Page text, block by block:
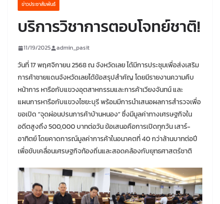
ข่าวประชาสัมพันธ์
บริการวิชาการตอบโจทย์ชาติ!
11/19/2025 admin_pasit
วันที่ 17 พฤศจิกายน 2568 ณ จังหวัดเลย ได้มีการประชุมเพื่อส่งเสริม
การค้าชายแดนจังหวัดเลยได้ข้อสรุปสำคัญ โดยมีรายงานความคืบ
หน้าการ หารือกับแขวงอุตสาหกรรมและการค้าเวียงจันทน์ และ
แผนการหารือกับแขวงไซยะบุรี พร้อมมีการนำเสนอผลการสำรวจเพื่อ
ขอเปิด “จุดผ่อนปรนการค้าบ้านหนอง” ซึ่งมีมูลค่าทางเศรษฐกิจใน
อดีตสูงถึง 500,000 บาทต่อวัน ข้อเสนอคือการเปิดทุกวัน เสาร์-
อาทิตย์ โดยคาดการณ์มูลค่าการค้าในอนาคตที่ 40 กว่าล้านบาทต่อปี
เพื่อขับเคลื่อนเศรษฐกิจท้องถิ่นและสอดคล้องกับยุทธศาสตร์ชาติ